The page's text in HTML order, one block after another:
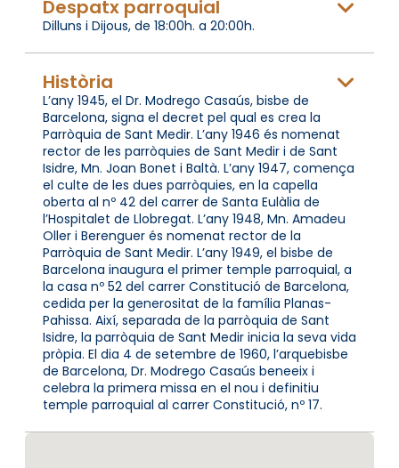
Despatx parroquial
Dilluns i Dijous, de 18:00h. a 20:00h.
Història
L’any 1945, el Dr. Modrego Casaús, bisbe de
Barcelona, signa el decret pel qual es crea la
Parròquia de Sant Medir. L’any 1946 és nomenat
rector de les parròquies de Sant Medir i de Sant
Isidre, Mn. Joan Bonet i Baltà. L’any 1947, comença
el culte de les dues parròquies, en la capella
oberta al nº 42 del carrer de Santa Eulàlia de
l’Hospitalet de Llobregat. L’any 1948, Mn. Amadeu
Oller i Berenguer és nomenat rector de la
Parròquia de Sant Medir. L’any 1949, el bisbe de
Barcelona inaugura el primer temple parroquial, a
la casa nº 52 del carrer Constitució de Barcelona,
cedida per la generositat de la família Planas-
Pahissa. Així, separada de la parròquia de Sant
Isidre, la parròquia de Sant Medir inicia la seva vida
pròpia. El dia 4 de setembre de 1960, l’arquebisbe
de Barcelona, Dr. Modrego Casaús beneeix i
celebra la primera missa en el nou i definitiu
temple parroquial al carrer Constitució, nº 17.